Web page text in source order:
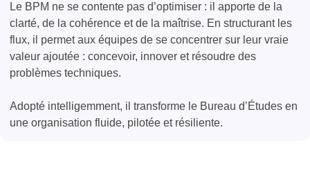
Le BPM ne se contente pas d’optimiser : il apporte de la
clarté, de la cohérence et de la maîtrise. En structurant les
flux, il permet aux équipes de se concentrer sur leur vraie
valeur ajoutée : concevoir, innover et résoudre des
problèmes techniques.
Adopté intelligemment, il transforme le Bureau d’Études en
une organisation fluide, pilotée et résiliente.